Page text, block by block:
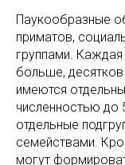
Паукообразные
приматов,
группами. Каждая
больше,
имеются
численностью до
отдельные
семействами.
могут